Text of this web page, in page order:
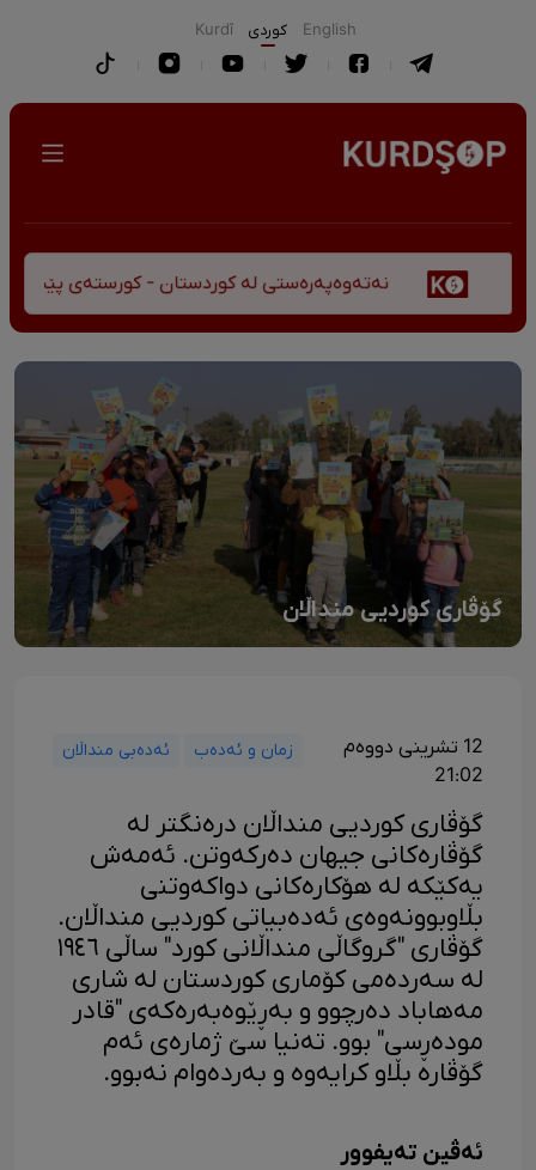
English كوردی Kurdî
نەتەوەپەرەستی لە کوردستان - کورستەی پێشڤەچوونی
گۆڤاری کوردیی منداڵان
12 تشرینی دووەم
21:02
زمان و ئەدەب ئەدەبی منداڵان
گۆڤاری کوردیی منداڵان درەنگتر لە
گۆڤارەکانی جیهان دەرکەوتن. ئەمەش
یەکێکە لە هۆکارەکانی دواکەوتنی
بڵاوبوونەوەی ئەدەبیاتی کوردیی منداڵان.
گۆڤاری "گروگاڵی منداڵانی کورد" ساڵی ١٩٤٦
لە سەردەمی کۆماری کوردستان لە شاری
مەهاباد دەرچوو و بەڕێوەبەرەکەی "قادر
مودەڕسی" بوو. تەنیا سێ ژمارەی ئەم
گۆڤارە بڵاو کرایەوە و بەردەوام نەبوو.
ئەڤین تەیفوور